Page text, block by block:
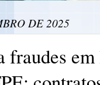
DE 2025
fraudes